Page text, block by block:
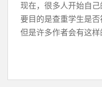
现在，很多人开始自
要目的是查重学生是否
但是许多作者会有这